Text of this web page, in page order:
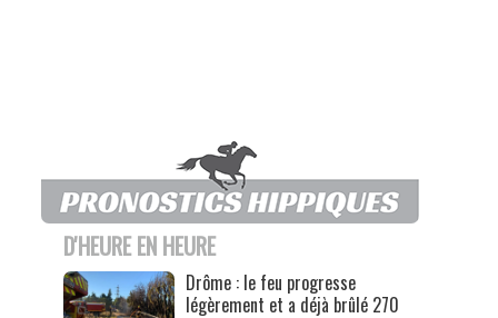
D'HEURE EN HEURE
Drôme : le feu progresse
légèrement et a déjà brûlé 270